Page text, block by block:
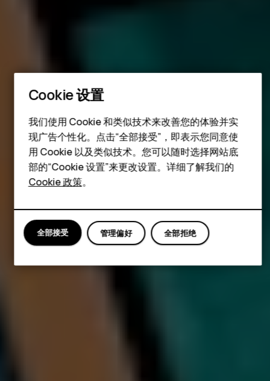
智能手机
经典手机
配件
平板电脑
Cookie 设置
我们使用 Cookie 和类似技术来改善您的体验并实
现广告个性化。点击“全部接受”，即表示您同意使
用 Cookie 以及类似技术。您可以随时选择网站底
部的“Cookie 设置”来更改设置。详细了解我们的
Cookie 政策。
全部拒绝
管理偏好
全部接受